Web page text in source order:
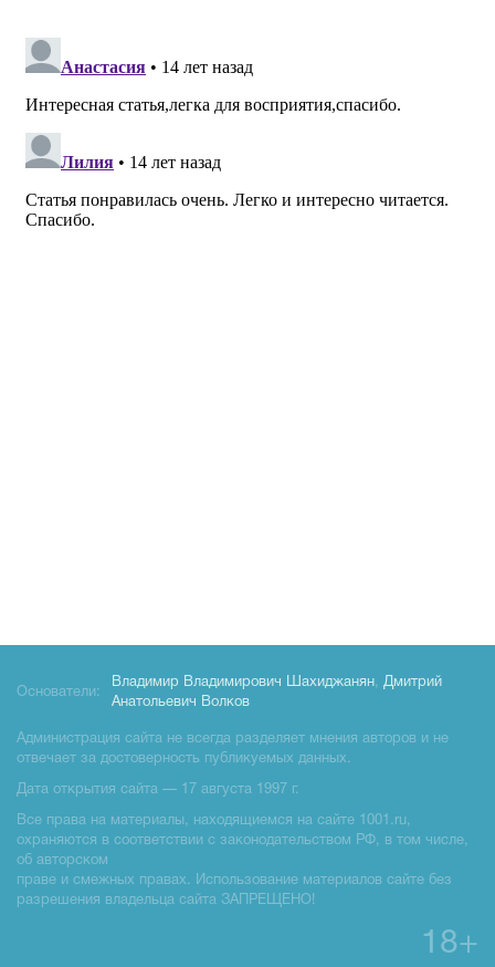
Основатели:
Владимир Владимирович Шахиджанян, Дмитрий
Анатольевич Волков
Администрация сайта не всегда разделяет мнения авторов и не
отвечает за достоверность публикуемых данных.
Дата открытия сайта — 17 августа 1997 г.
Все права на материалы, находящиемся на сайте 1001.ru,
охраняются в соответствии с законодательством РФ, в том числе,
об авторском
праве и смежных правах. Использование материалов сайте без
разрешения владельца сайта ЗАПРЕЩЕНО!
18+